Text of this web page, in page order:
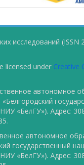
исследований (ISSN
licensed under Creative
автономное
«БелГУ»). Адрес:
автономное
государственный
«БелГУ»). Адрес: